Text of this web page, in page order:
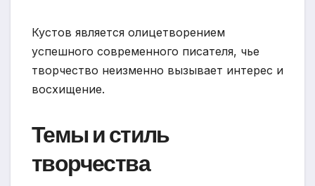
Кустов является олицетворением
успешного современного писателя, чье
творчество неизменно вызывает интерес и
восхищение.
Темы и стиль
творчества